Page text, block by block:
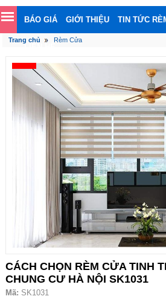
BÁO GIÁ GIỚI THIỆU TIN TỨC
Trang chủ Rèm Cửa
CÁCH CHỌN RÈM CỬA TINH
CHUNG CƯ HÀ NỘI SK1031
Mã: SK1031